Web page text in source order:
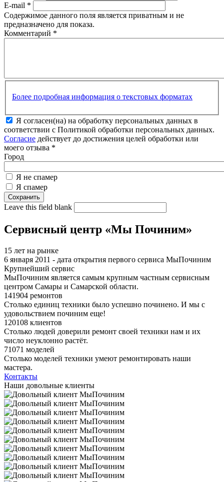
E-mail *
Содержимое данного поля является приватным и не
предназначено для показа.
Комментарий *
Более подробная информация о текстовых форматах
Я согласен(на) на обработку персональных данных в
соответствии с Политикой обработки персональных данных.
Согласие действует до достижения целей обработки или
моего отзыва *
Город
Я не спамер
Я спамер
Leave this field blank
Сервисный центр «Мы Починим»
15 лет на рынке
6 января 2011 - дата открытия первого сервиса МыПочиним
Крупнейший сервис
МыПочиним является самым крупным частным сервисным
центром Самары и Самарской области.
141904 ремонтов
Столько единиц техники было успешно починено. И мы с
удовольствием починим еще!
120108 клиентов
Столько людей доверили ремонт своей техники нам и их
число неуклонно растёт.
71071 моделей
Столько моделей техники умеют ремонтировать наши
мастера.
Контакты
Наши довольные клиенты